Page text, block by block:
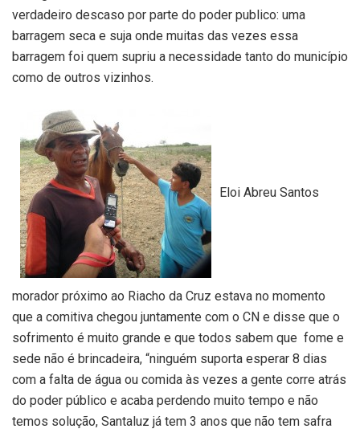
verdadeiro descaso por parte do poder publico: uma
barragem seca e suja onde muitas das vezes essa
barragem foi quem supriu a necessidade tanto do município
como de outros vizinhos.
Eloi Abreu Santos
morador próximo ao Riacho da Cruz estava no momento
que a comitiva chegou juntamente com o CN e disse que o
sofrimento é muito grande e que todos sabem que fome e
sede não é brincadeira, “ninguém suporta esperar 8 dias
com a falta de água ou comida às vezes a gente corre atrás
do poder público e acaba perdendo muito tempo e não
temos solução, Santaluz já tem 3 anos que não tem safra